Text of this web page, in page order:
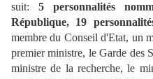
suit: 5 personnalités
République, 19
membre du Conseil d'Etat, un
premier ministre, le Garde des
ministre de la recherche, le